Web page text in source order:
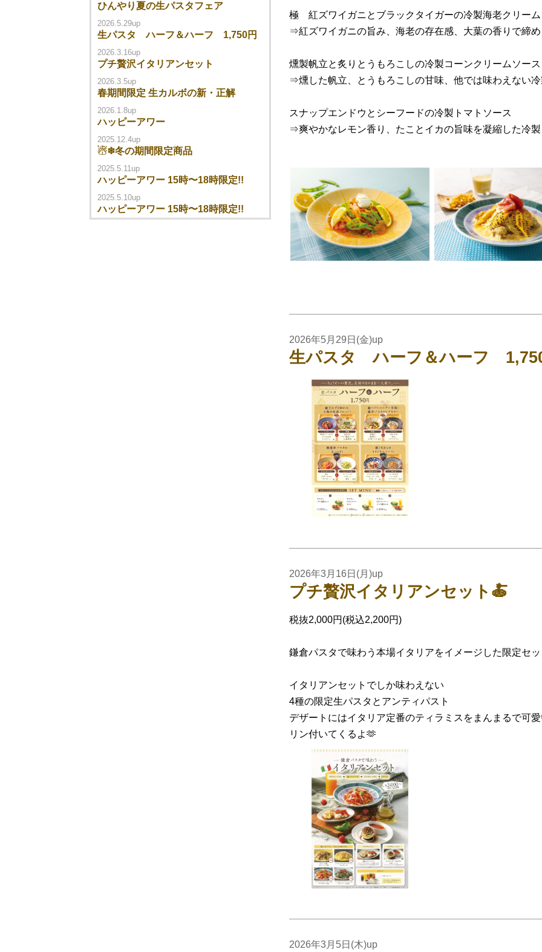
ひんやり夏の生パスタフェア
2026.5.29up
生パスタ ハーフ＆ハーフ 1,750円
2026.3.16up
プチ贅沢イタリアンセット
2026.3.5up
春期間限定 生カルボの新・正解
2026.1.8up
ハッピーアワー
2025.12.4up
☃❄冬の期間限定商品
2025.5.11up
ハッピーアワー 15時〜18時限定!!
2025.5.10up
ハッピーアワー 15時〜18時限定!!
極 紅ズワイガニとブラックタイガーの冷製海老ク
⇒紅ズワイガニの旨み、海老の存在感、大葉の香りで締
燻製帆立と炙りとうもろこしの冷製コーンクリーム
⇒燻した帆立、とうもろこしの甘味、他では味わえない
スナップエンドウとシーフードの冷製トマ
⇒爽やかなレモン香り、たことイカの旨味を凝縮した冷
2026年5月29日(金)up
生パスタ ハーフ＆ハーフ
2026年3月16日(月)up
プチ贅沢イタリアンセット🍝
税抜2,000円(税込2,200円)
鎌倉パスタで味わう本場イタリアをイメージした限定セッ
イタリアンセットでしか味わえない
4種の限定生パスタとアンティパスト
デザートにはイタリア定番のティラミスをまんまるで可
リン付いてくるよ🫶
2026年3月5日(木)up